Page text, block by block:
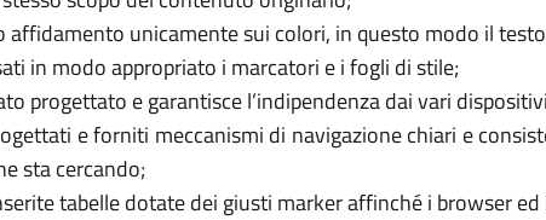
affidamento unicamente sui colori, in questo modo il
in modo appropriato i marcatori e i fogli di stile;
progettato e garantisce l’indipendenza dai vari
e forniti meccanismi di navigazione chiari e
sta cercando;
tabelle dotate dei giusti marker affinché i browser